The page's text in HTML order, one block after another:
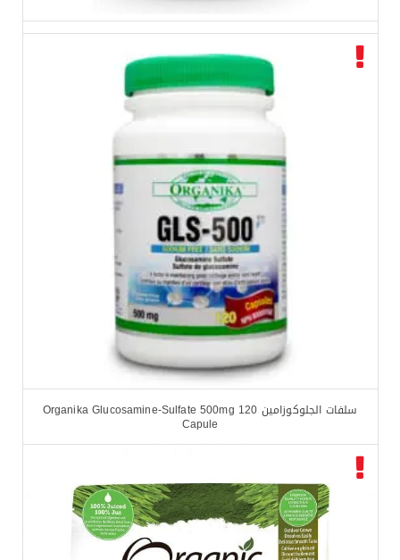
$34.99
$30.99
سلفات الجلوكوزامين Organika Glucosamine-Sulfate 500mg 120
Capule
$16.99
$13.99